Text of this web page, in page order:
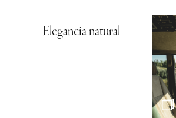
Elegancia natural